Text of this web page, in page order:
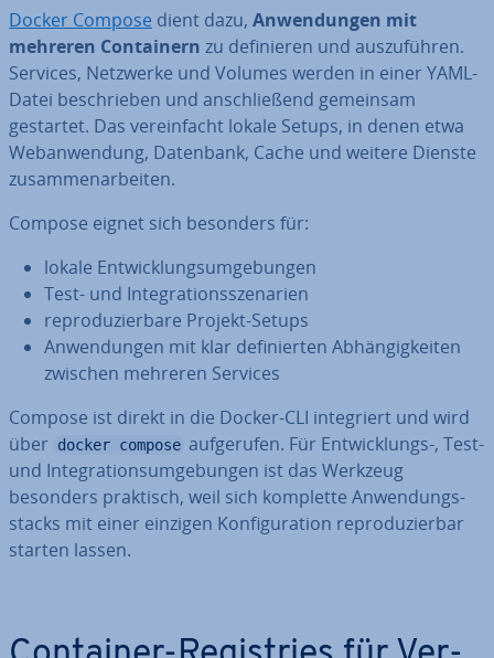
Docker Compose dient dazu, An­wen­dun­gen mit
mehreren Con­tai­nern zu de­fi­nie­ren und aus­zu­füh­ren.
Services, Netzwerke und Volumes werden in einer YAML-
Datei be­schrie­ben und an­schlie­ßend gemeinsam
gestartet. Das ver­ein­facht lokale Setups, in denen etwa
Web­an­wen­dung, Datenbank, Cache und weitere Dienste
zu­sam­men­ar­bei­ten.
Compose eignet sich besonders für:
lokale Ent­wick­lungs­um­ge­bun­gen
Test- und In­te­gra­ti­ons­sze­na­ri­en
re­pro­du­zier­ba­re Projekt-Setups
An­wen­dun­gen mit klar de­fi­nier­ten Ab­hän­gig­kei­ten
zwischen mehreren Services
Compose ist direkt in die Docker-CLI in­te­griert und wird
über
docker compose auf­ge­ru­fen. Für Ent­wick­lungs-, Test-
und In­te­gra­ti­ons­um­ge­bun­gen ist das Werkzeug
besonders praktisch, weil sich komplette An­wen­dungs­
stacks mit einer einzigen Kon­fi­gu­ra­ti­on re­pro­du­zier­bar
starten lassen.